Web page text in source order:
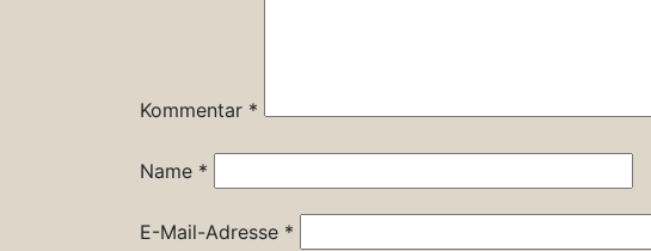
Kommentar *
Name *
E-Mail-Adresse *